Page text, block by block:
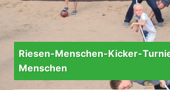
Riesen-Menschen-Kicker-
Menschen